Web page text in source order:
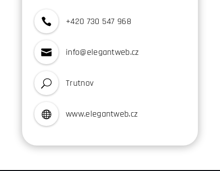
 +420 730 547 968
 info@elegantweb.cz
U Trutnov
 www.elegantweb.cz